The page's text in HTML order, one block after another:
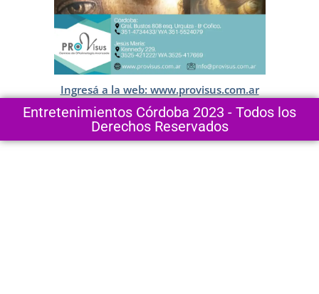
Ingresá a la web: www.provisus.com.ar
Entretenimientos Córdoba 2023 - Todos los
Derechos Reservados